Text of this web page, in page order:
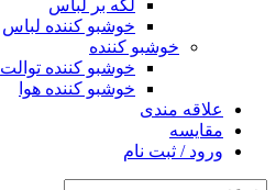
لکه بر لباس
خوشبو کننده لباس
خوشبو کننده
خوشبو کننده توالت
خوشبو کننده هوا
علاقه مندی
مقایسه
ورود / ثبت نام